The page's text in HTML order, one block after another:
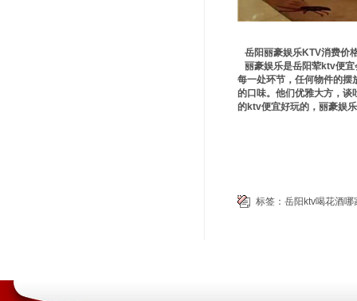
岳阳丽豪娱乐KTV消费价
丽豪娱乐是岳阳荤ktv便宜
每一处环节，任何物件的摆
的口味。他们优雅大方，谈
的ktv便宜好玩的，丽豪娱
标签： 岳阳ktv喝花酒哪